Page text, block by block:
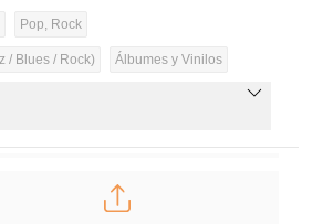
Pop, Rock
/ Blues / Rock) Álbumes y Vinilos